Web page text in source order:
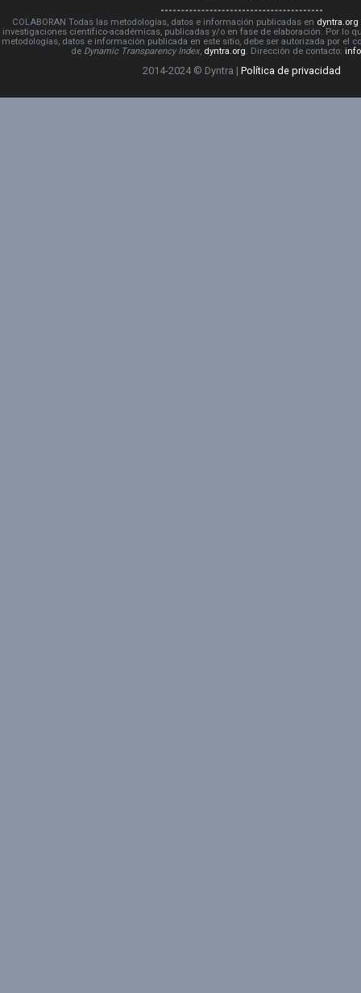
COLABORAN Todas las metodologías, datos e información publicadas en dyntra.org
investigaciones científico-académicas, publicadas y/o en fase de elaboración. Por lo
metodologías, datos e información publicada en este sitio, debe ser autorizada por el
de Dynamic Transparency Index, dyntra.org. Dirección de contacto:
2014-2024 © Dyntra | Política de privacidad